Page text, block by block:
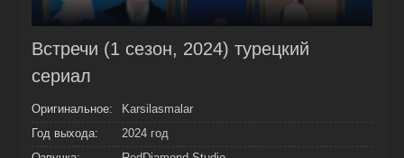
Встречи (1 сезон, 2024) турецкий
сериал
Оригинальное:
Karsilasmalar
Год выхода:
2024 год